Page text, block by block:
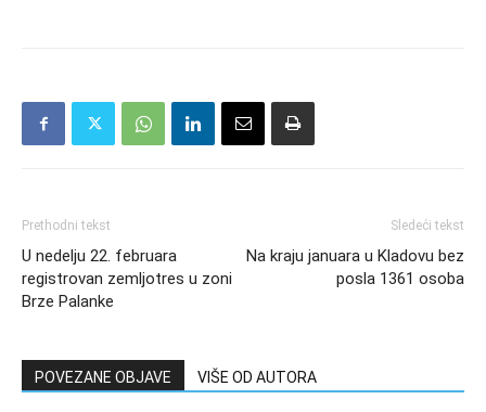
Prethodni tekst
U nedelju 22. februara
registrovan zemljotres u zoni
Brze Palanke
Sledeći tekst
Na kraju januara u Kladovu bez
posla 1361 osoba
POVEZANE OBJAVE VIŠE OD AUTORA